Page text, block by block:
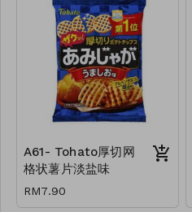
A61- Tohato厚切网
格状薯片淡盐味
RM7.90